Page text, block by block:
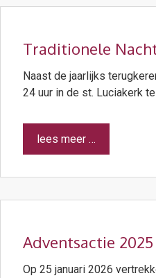
Traditionele
Naast de jaarlijks
24 uur in de st. Luciakerk
lees meer …
Adventsactie 2025
Op 25 januari 2026